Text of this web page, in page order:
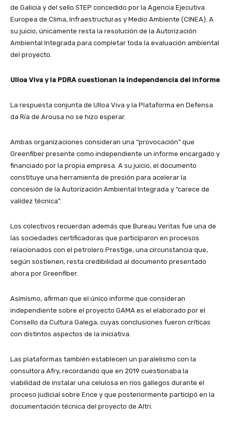
de Galicia y del sello STEP concedido por la Agencia Ejecutiva
Europea de Clima, Infraestructuras y Medio Ambiente (CINEA). A
su juicio, únicamente resta la resolución de la Autorización
Ambiental Integrada para completar toda la evaluación ambiental
del proyecto.
Ulloa Viva y la PDRA cuestionan la independencia del informe
La respuesta conjunta de Ulloa Viva y la Plataforma en Defensa
da Ría de Arousa no se hizo esperar.
Ambas organizaciones consideran una “provocación” que
Greenfiber presente como independiente un informe encargado y
financiado por la propia empresa. A su juicio, el documento
constituye una herramienta de presión para acelerar la
concesión de la Autorización Ambiental Integrada y “carece de
validez técnica”.
Los colectivos recuerdan además que Bureau Veritas fue una de
las sociedades certificadoras que participaron en procesos
relacionados con el petrolero Prestige, una circunstancia que,
según sostienen, resta credibilidad al documento presentado
ahora por Greenfiber.
Asimismo, afirman que el único informe que consideran
independiente sobre el proyecto GAMA es el elaborado por el
Consello da Cultura Galega, cuyas conclusiones fueron críticas
con distintos aspectos de la iniciativa.
Las plataformas también establecen un paralelismo con la
consultora Afry, recordando que en 2019 cuestionaba la
viabilidad de instalar una celulosa en ríos gallegos durante el
proceso judicial sobre Ence y que posteriormente participó en la
documentación técnica del proyecto de Altri.